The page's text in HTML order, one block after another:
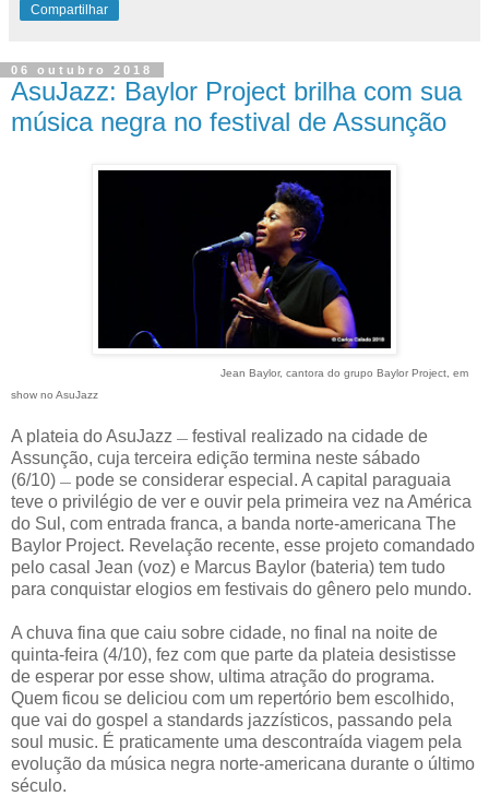
Compartilhar
06 outubro 2018
AsuJazz: Baylor Project brilha com sua
música negra no festival de Assunção
Jean Baylor, cantora do grupo Baylor Project, em
show no AsuJazz
A plateia do AsuJazz — festival realizado na cidade de
Assunção, cuja terceira edição termina neste sábado
(6/10) — pode se considerar especial. A capital paraguaia
teve o privilégio de ver e ouvir pela primeira vez na América
do Sul, com entrada franca, a banda norte-americana The
Baylor Project. Revelação recente, esse projeto comandado
pelo casal Jean (voz) e Marcus Baylor (bateria) tem tudo
para conquistar elogios em festivais do gênero pelo mundo.
A chuva fina que caiu sobre cidade, no final na noite de
quinta-feira (4/10), fez com que parte da plateia desistisse
de esperar por esse show, ultima atração do programa.
Quem ficou se deliciou com um repertório bem escolhido,
que vai do gospel a standards jazzísticos, passando pela
soul music. É praticamente uma descontraída viagem pela
evolução da música negra norte-americana durante o último
século.